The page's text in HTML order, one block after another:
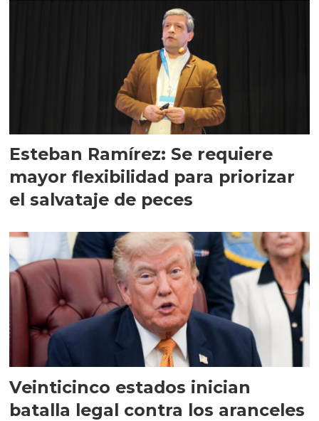
Esteban Ramírez: Se requiere
mayor flexibilidad para priorizar
el salvataje de peces
Veinticinco estados inician
batalla legal contra los aranceles